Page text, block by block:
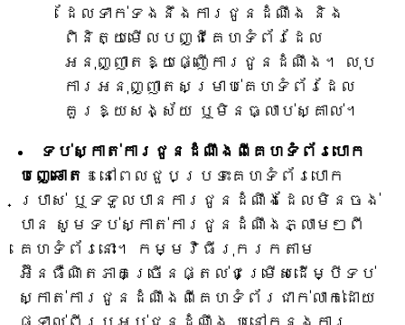
ដែលទាក់ទងនឹងការជូនដំណឹង និង
ពិនិត្យមើលបញ្ជីគេហទំព័រដែល
អនុញ្ញាតឱ្យផ្ញើការជូនដំណឹង។ លុប
ការអនុញ្ញាតសម្រាប់គេហទំព័រដែល
គួរឱ្យសង្ស័យ ឬមិនធ្លាប់ស្គាល់។
ទប់ស្កាត់ការជូនដំណឹងពីគេហទំព័របោក
បញ្ឆោត ៖ នៅពេលជួបប្រទះគេហទំព័របោក
ប្រាស់ ឬទទួលបានការជូនដំណឹងដែលមិនចង់
បាន សូមទប់ស្កាត់ការជូនដំណឹងភ្លាមៗពី
គេហទំព័រនោះ។ កម្មវិធីរុករកតាម
អ៊ីនធឺណិតភាគច្រើនផ្តល់ជម្រើសដើម្បីទប់
ស្កាត់ការជូនដំណឹងពីគេហទំព័រជាក់លាក់ដោយ